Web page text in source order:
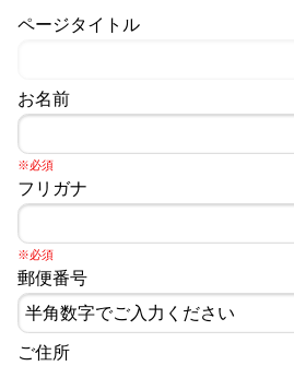
ページタイトル
お名前
※必須
フリガナ
※必須
郵便番号
ご住所